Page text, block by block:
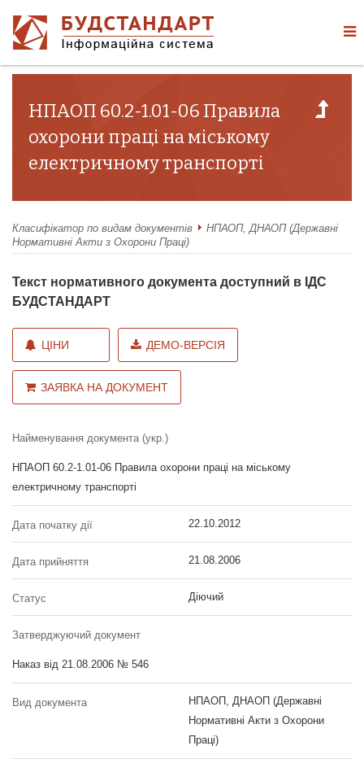
НПАОП 60.2-1.01-06 Правила
охорони праці на міському
електричному транспорті
Класифікатор по видам документів
НПАОП, ДНАОП (Державні
Нормативні Акти з Охорони Праці)
Текст нормативного документа доступний в ІДС
БУДСТАНДАРТ
ЦІНИ ДЕМО-ВЕРСІЯ
ЗАЯВКА НА ДОКУМЕНТ
Найменування документа (укр.)
НПАОП 60.2-1.01-06 Правила охорони праці на міському
електричному транспорті
Дата початку дії 22.10.2012
Дата прийняття 21.08.2006
Статус Діючий
Затверджуючий документ
Наказ від 21.08.2006 № 546
Вид документа
НПАОП, ДНАОП (Державні
Нормативні Акти з Охорони
Праці)